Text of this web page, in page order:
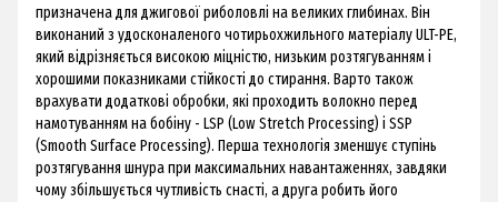
призначена для джигової риболовлі на великих глибинах. Він
виконаний з удосконаленого чотирьохжильного матеріалу ULT-PE,
який відрізняється високою міцністю, низьким розтягуванням і
хорошими показниками стійкості до стирання. Варто також
врахувати додаткові обробки, які проходить волокно перед
намотуванням на бобіну - LSP (Low Stretch Processing) і SSP
(Smooth Surface Processing). Перша технологія зменшує ступінь
розтягування шнура при максимальних навантаженнях, завдяки
чому збільшується чутливість снасті, а друга робить його